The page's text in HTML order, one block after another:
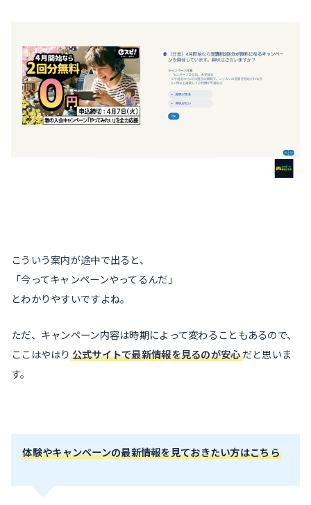
こういう案内が途中で出ると、
「今ってキャンペーンやってるんだ」
とわかりやすいですよね。
ただ、キャンペーン内容は時期によって変わることもあるので、
ここはやはり 公式サイトで最新情報を見るのが安心だと思いま
す。
体験やキャンペーンの最新情報を見ておきたい方はこちら